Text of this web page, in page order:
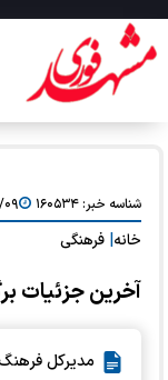
شناسه خبر:۱۶۰۵۳۴
خانه فرهنگی
آخرین جزئیات
مدیرکل